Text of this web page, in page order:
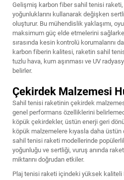
Gelişmiş karbon fiber sahil tenisi
yoğunluklarını kullanarak değişken
oluşturur. Bu mühendislik yaklaşımı,
maksimum güç elde etmelerini
sırasında kesin kontrolü korumalarını
karbon fiberin kalitesi, raketin sahil
tuzlu hava, kum aşınması ve UV
belirler.
Çekirdek Malzemesi
Sahil tenisi raketinin çekirdek
genel performans özelliklerini
köpük çekirdekler, üstün enerji geri
köpük malzemelere kıyasla daha üstün
sahil tenisi raketi modellerinde
yoğunluğu ve sertliği, vuruş anında
miktarını doğrudan etkiler.
Plaj tenisi raketi içindeki yüksek kaliteli